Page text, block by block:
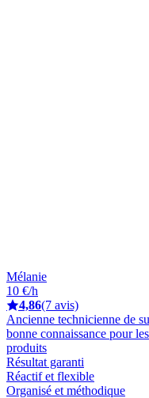
Mélanie
10 €/h
4,86(7 avis)
Ancienne technicienne de
bonne connaissance pour
produits
Résultat garanti
Réactif et flexible
Organisé et méthodique